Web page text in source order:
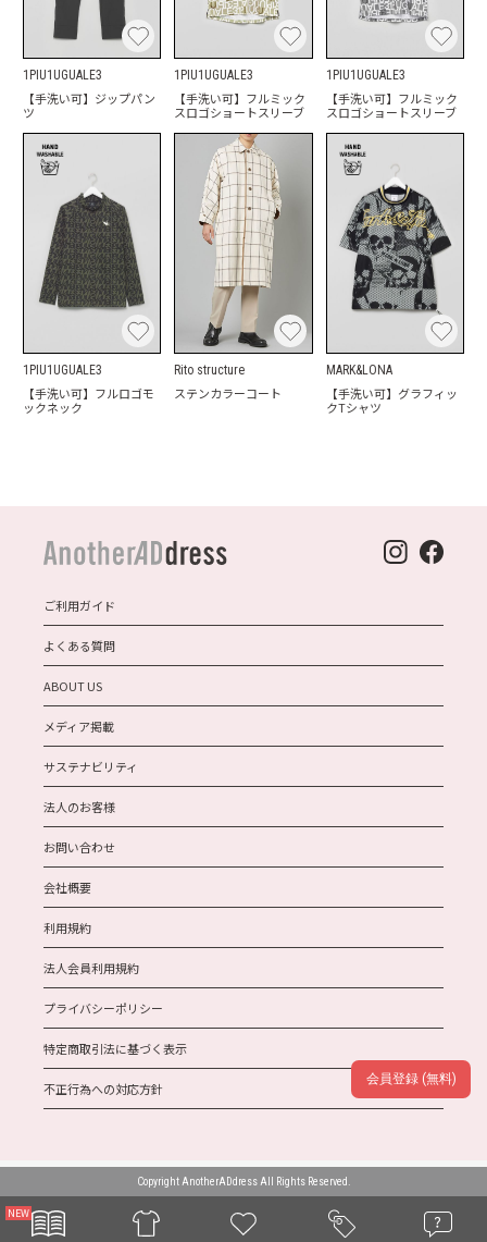
1PIU1UGUALE3
【手洗い可】ジップパン
ツ
1PIU1UGUALE3
【手洗い可】フルミック
スロゴショートスリーブ
1PIU1UGUALE3
【手洗い可】フルミック
スロゴショートスリーブ
1PIU1UGUALE3
【手洗い可】フルロゴモ
ックネック
Rito structure
ステンカラーコート
MARK&LONA
【手洗い可】グラフィッ
クTシャツ
ご利用ガイド
よくある質問
ABOUT US
メディア掲載
サステナビリティ
法人のお客様
お問い合わせ
会社概要
利用規約
法人会員利用規約
プライバシーポリシー
特定商取引法に基づく表示
不正行為への対応方針
Copyright AnotherADdress All Rights Reserved.
会員登録 (無料)